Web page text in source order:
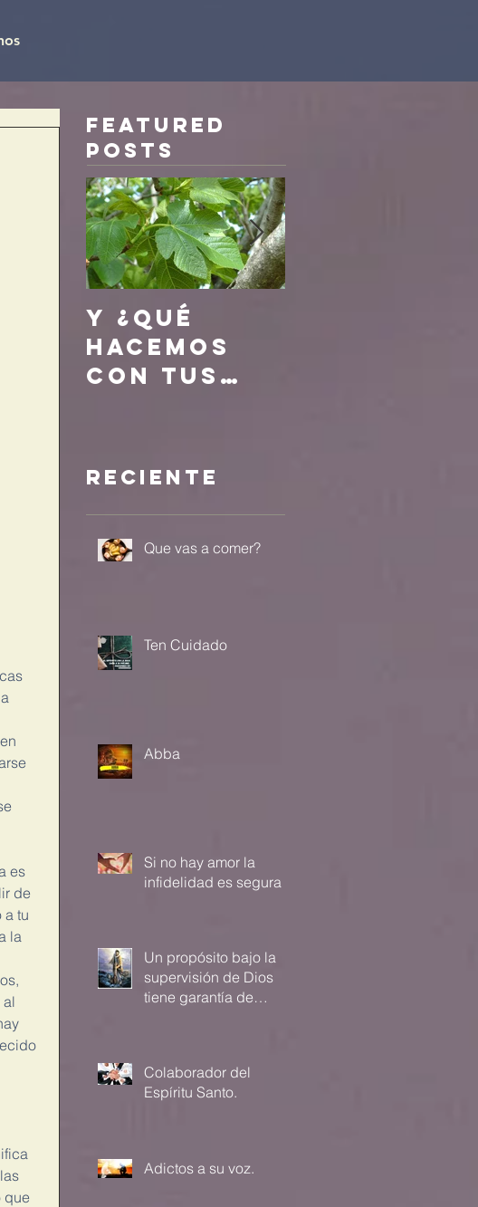
es
de
a tu
la
al
que
Featured
Posts
Y ¿qué
hacemos
con tus
Reciente
Que vas a comer?
Ten Cuidado
Abba
Si no hay amor la
infidelidad es segura
Un propósito bajo la
supervisión de Dios
tiene garantía de
Colaborador del
Espíritu Santo.
Adictos a su voz.